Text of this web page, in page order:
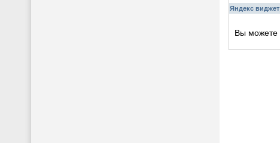
Яндекс виджет
Вы можете